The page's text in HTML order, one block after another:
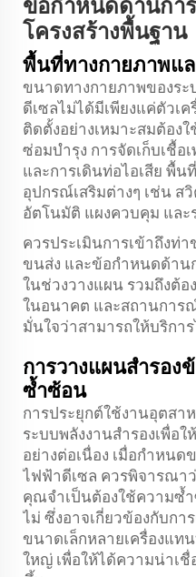
ข้อกำหนดด้านกา
โครงสร้างพื้นฐาน
พื้นที่ทางกายภาพแล
ขนาดทางกายภาพของระ
ดีเซลไม่ได้มีเพียงแค่ตัวเ
ติดตั้งอย่างเหมาะสมต้อง
ซ่อมบำรุง การจัดเก็บเชื้อ
และการเดินท่อไอเสีย พื้น
อุปกรณ์เสริมต่างๆ เช่น ส
อัตโนมัติ แผงควบคุม และ
ควรประเมินการเข้าถึงท่
ขนส่ง และข้อกำหนดด้าน
ในช่วงวางแผน รวมถึงต้อ
ในอนาคต และสถานการ
มั่นใจว่าสามารถให้บริกา
การวางแผนสำรอง
ซ้ำซ้อน
การประยุกต์ใช้งานอุตสา
ระบบพลังงานสำรองเพื่อ
อย่างต่อเนื่อง เมื่อกำหนด
ไฟฟ้าดีเซล ควรพิจารณา
คุณจำเป็นต้องใช้ความซ้
ไม่ ซึ่งอาจเกี่ยวข้องกับกา
ขนาดเล็กหลายเครื่องแท
ใหญ่ เพื่อให้ได้ความน่าเชื่